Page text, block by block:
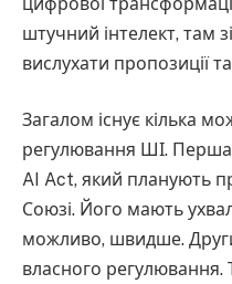
штучний інтелект, там
вислухати пропозиції
Загалом існує кілька
регулювання ШІ. Перша
AI Act, який планують
Союзі. Його мають
можливо, швидше.
власного регулювання.